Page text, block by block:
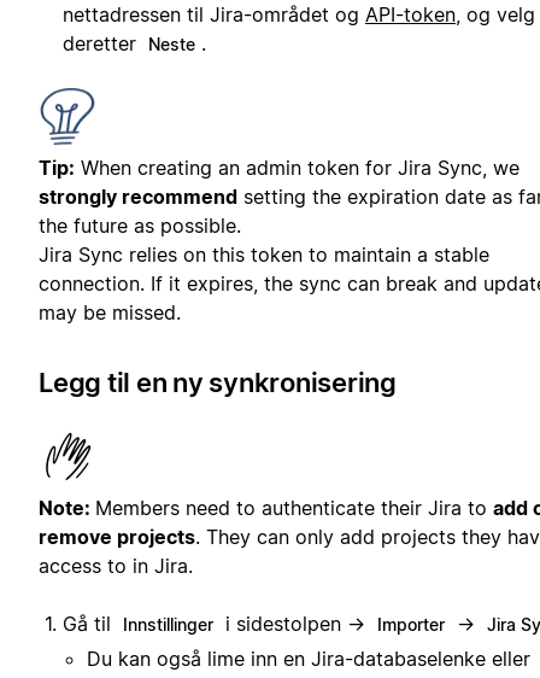
nettadressen til Jira-området og API-token, og velg
deretter
Neste .
Tip: When creating an admin token for Jira Sync, we
strongly recommend setting the expiration date as
the future as possible.
Jira Sync relies on this token to maintain a stable
connection. If it expires, the sync can break and
may be missed.
Legg til en ny synkronisering
Note: Members need to authenticate their Jira to add
remove projects. They can only add projects they
access to in Jira.
Gå til Innstillinger i sidestolpen → Importer → Jira
Du kan også lime inn en Jira-databaselenke eller